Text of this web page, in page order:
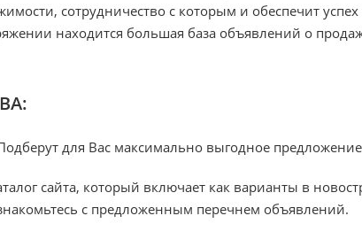
сотрудничество с которым и обеспечит
находится большая база объявлений о
для Вас максимально выгодное
сайта, который включает как варианты в
с предложенным перечнем объявлений.